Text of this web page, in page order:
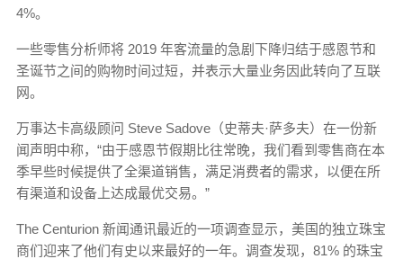
4%。
一些零售分析师将 2019 年客流量的急剧下降归结于感恩节和
圣诞节之间的购物时间过短，并表示大量业务因此转向了互联
网。
万事达卡高级顾问 Steve Sadove（史蒂夫·萨多夫）在一份新
闻声明中称，“由于感恩节假期比往常晚，我们看到零售商在本
季早些时候提供了全渠道销售，满足消费者的需求，以便在所
有渠道和设备上达成最优交易。”
The Centurion 新闻通讯最近的一项调查显示，美国的独立珠宝
商们迎来了他们有史以来最好的一年。调查发现，81% 的珠宝